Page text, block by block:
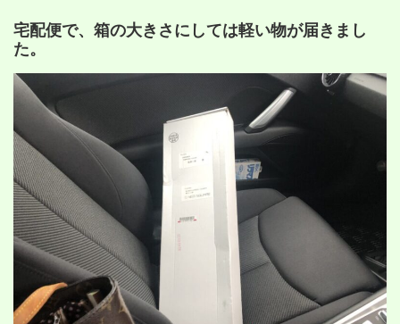
宅配便で、箱の大きさにしては軽い物が届きまし
た。